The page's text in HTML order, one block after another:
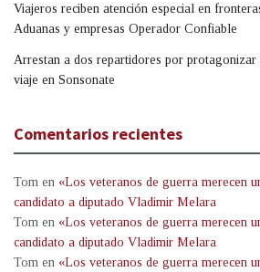
Viajeros reciben atención especial en
Aduanas y empresas Operador Confiable
Arrestan a dos repartidores por protagonizar
viaje en Sonsonate
Comentarios recientes
Tom en «Los veteranos de guerra merecen
candidato a diputado Vladimir Melara
Tom en «Los veteranos de guerra merecen
candidato a diputado Vladimir Melara
Tom en «Los veteranos de guerra merecen